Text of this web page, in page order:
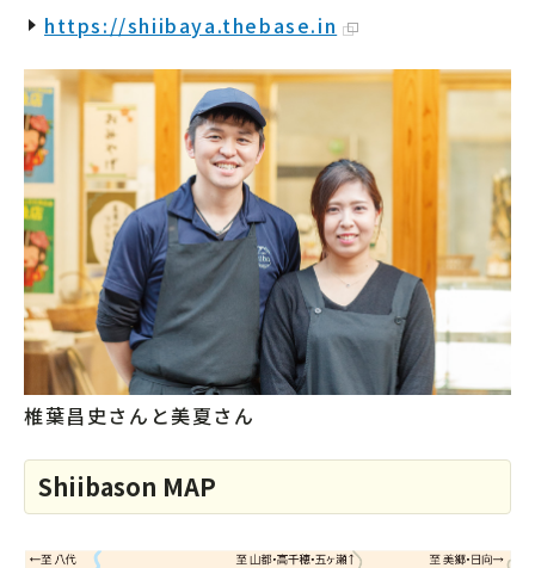
https://shiibaya.thebase.in
椎葉昌史さんと美夏さん
Shiibason MAP